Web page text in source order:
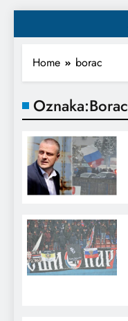
Home borac
Oznaka:Borac